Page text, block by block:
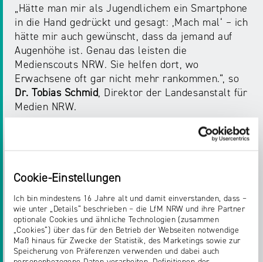
Cookie-Einstellungen
Ich bin mindestens 16 Jahre alt und damit einverstanden, dass –
wie unter „Details“ beschrieben – die LfM NRW und ihre Partner
optionale Cookies und ähnliche Technologien (zusammen
„Cookies“) über das für den Betrieb der Webseiten notwendige
Maß hinaus für Zwecke der Statistik, des Marketings sowie zur
Speicherung von Präferenzen verwenden und dabei auch
„Hätte man mir als Jugendlichem ein Smartphone
in die Hand gedrückt und gesagt: ‚Mach mal‘ – ich
hätte mir auch gewünscht, dass da jemand auf
Augenhöhe ist. Genau das leisten die
Medienscouts NRW. Sie helfen dort, wo
Erwachsene oft gar nicht mehr rankommen.“, so
Dr. Tobias Schmid, Direktor der Landesanstalt für
Medien NRW.
Medienkompetenz bei Kindern, Jugendlichen und
dieses auch Informations- und
Veranstaltungsangebote wie Elternabende, die
Medienscouts‑Roadshow sowie die jährliche
Medienscouts‑Convention. Das Programm wird